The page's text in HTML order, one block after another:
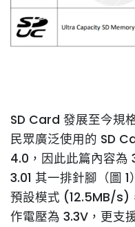
SD Card 發展至今規
民眾廣泛使用的 SD
4.0，因此此篇內容為
3.01 其一排針腳（圖
預設模式 (12.5MB/
作電壓為 3.3V，更支